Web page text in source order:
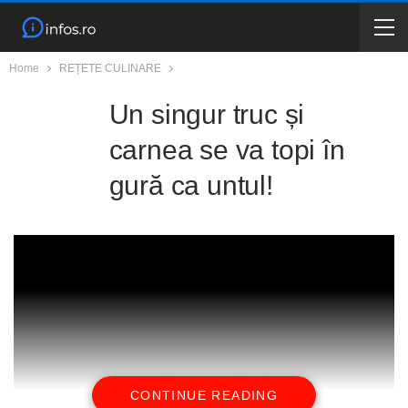
Home REȚETE CULINARE
Un singur truc și
carnea se va topi în
gură ca untul!
CONTINUE READING